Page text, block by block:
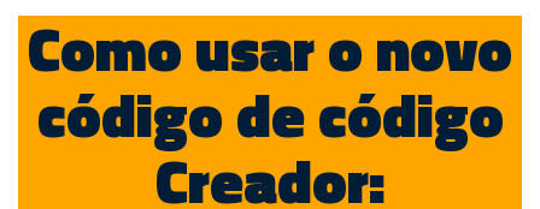
Como usar o novo
código de código
Creador: